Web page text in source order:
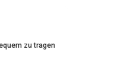
zu tragen